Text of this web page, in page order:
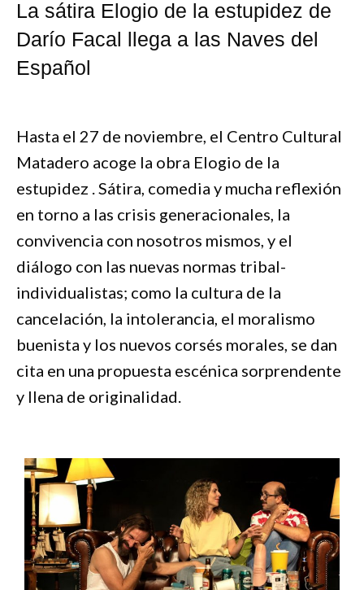
La sátira Elogio de la estupidez de
Darío Facal llega a las Naves del
Español
Hasta el 27 de noviembre, el Centro Cultural
Matadero acoge la obra Elogio de la
estupidez . Sátira, comedia y mucha reflexión
en torno a las crisis generacionales, la
convivencia con nosotros mismos, y el
diálogo con las nuevas normas tribal-
individualistas; como la cultura de la
cancelación, la intolerancia, el moralismo
buenista y los nuevos corsés morales, se dan
cita en una propuesta escénica sorprendente
y llena de originalidad.